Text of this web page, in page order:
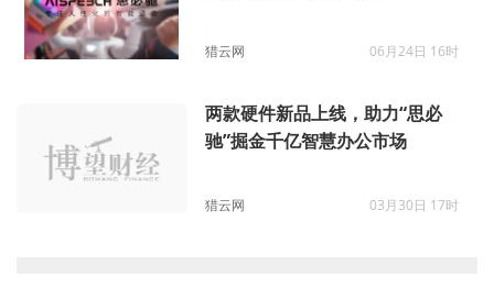
猎云网 06月24日 16时
两款硬件新品上线，助力“思必
驰”掘金千亿智慧办公市场
猎云网 03月30日 17时